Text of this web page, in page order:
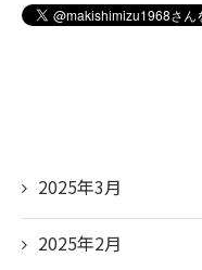
2025年3月
2025年2月